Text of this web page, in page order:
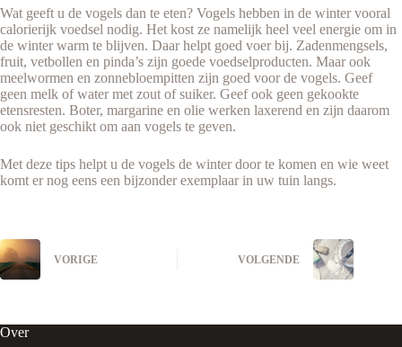
Wat geeft u de vogels dan te eten? Vogels hebben in de winter vooral
calorierijk voedsel nodig. Het kost ze namelijk heel veel energie om in
de winter warm te blijven. Daar helpt goed voer bij. Zadenmengsels,
fruit, vetbollen en pinda’s zijn goede voedselproducten. Maar ook
meelwormen en zonnebloempitten zijn goed voor de vogels. Geef
geen melk of water met zout of suiker. Geef ook geen gekookte
etensresten. Boter, margarine en olie werken laxerend en zijn daarom
ook niet geschikt om aan vogels te geven.
Met deze tips helpt u de vogels de winter door te komen en wie weet
komt er nog eens een bijzonder exemplaar in uw tuin langs.
VORIGE VOLGENDE
Over